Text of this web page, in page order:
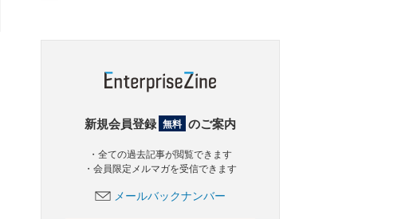
新規会員登録 無料 のご案内
・全ての過去記事が閲覧できます
・会員限定メルマガを受信できます
メールバックナンバー